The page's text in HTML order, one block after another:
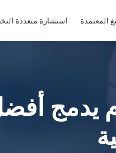
المعتمدة استشارة متعددة
يدمج